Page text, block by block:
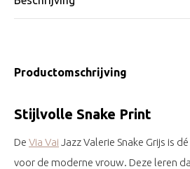
Productomschrijving
Stijlvolle Snake Print
De Via Vai Jazz Valerie Snake Grijs is
voor de moderne vrouw. Deze leren